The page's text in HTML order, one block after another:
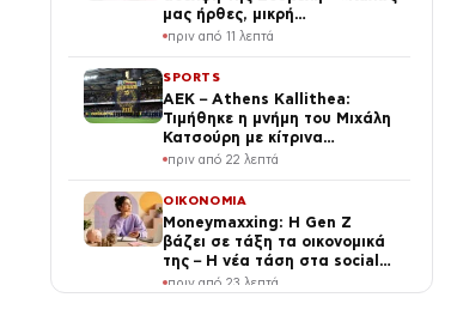
μας ήρθες, μικρή
πριγκίπισσα»
πριν από 11 λεπτά
SPORTS
ΑΕΚ – Athens Kallithea:
Τιμήθηκε η μνήμη του Μιχάλη
Κατσούρη με κίτρινα
τριαντάφυλλα και πανό
πριν από 22 λεπτά
ΟΙΚΟΝΟΜΙΑ
Moneymaxxing: Η Gen Z
βάζει σε τάξη τα οικονομικά
της – Η νέα τάση στα social
media που υπόσχεται ζωή
αφθονίας
πριν από 23 λεπτά